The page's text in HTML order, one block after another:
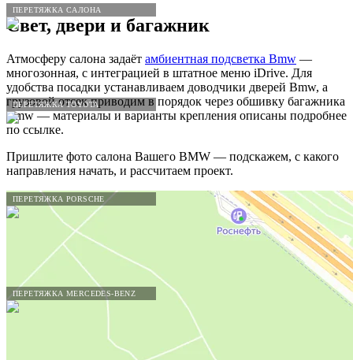
ПЕРЕТЯЖКА САЛОНА
ПЕРЕТЯЖКА TOYOTA
ПЕРЕТЯЖКА PORSCHE
ПЕРЕТЯЖКА MERCEDES-BENZ
Свет, двери и багажник
Атмосферу салона задаёт амбиентная подсветка Bmw —
многозонная, с интеграцией в штатное меню iDrive. Для
удобства посадки устанавливаем доводчики дверей Bmw, а
грузовой отсек приводим в порядок через обшивку багажника
Bmw — материалы и варианты крепления описаны подробнее
по ссылке.
Пришлите фото салона Вашего BMW — подскажем, с какого
направления начать, и рассчитаем проект.